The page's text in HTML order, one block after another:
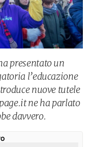
presentato un
l’educazione
nuove tutele
ne ha parlato
davvero.